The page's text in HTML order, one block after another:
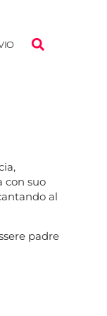
con suo
al
padre